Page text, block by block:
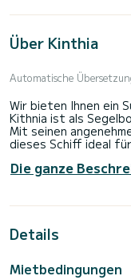
Über Kinthia
Automatische
Wir bieten Ihnen ein
Kithnia ist als
Mit seinen
dieses Schiff ideal
Das Boot hat 3
Kapazität von 8
einzigartigen Urlaub
Die ganze
Details
Mietbedingungen